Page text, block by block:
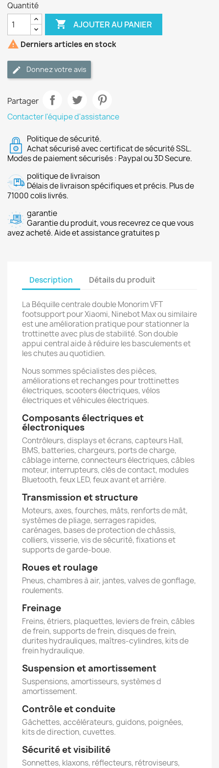
Quantité
 AJOUTER AU PANIER
 Derniers articles en stock
Donnez votre avis
Partager
Contacter l'équipe d'assistance
Politique de sécurité.
Achat sécurisé avec certificat de sécurité SSL.
Modes de paiement sécurisés : Paypal ou 3D Secure.
politique de livraison
Délais de livraison spécifiques et précis. Plus de
71000 colis livrés.
garantie
Garantie du produit, vous recevrez ce que vous
avez acheté. Aide et assistance gratuites p
Description Détails du produit
La Béquille centrale double Monorim VFT
footsupport pour Xiaomi, Ninebot Max ou similaire
est une amélioration pratique pour stationner la
trottinette avec plus de stabilité. Son double
appui central aide à réduire les basculements et
les chutes au quotidien.
Nous sommes spécialistes des pièces,
améliorations et rechanges pour trottinettes
électriques, scooters électriques, vélos
électriques et véhicules électriques.
Composants électriques et
électroniques
Contrôleurs, displays et écrans, capteurs Hall,
BMS, batteries, chargeurs, ports de charge,
câblage interne, connecteurs électriques, câbles
moteur, interrupteurs, clés de contact, modules
Bluetooth, feux LED, feux avant et arrière.
Transmission et structure
Moteurs, axes, fourches, mâts, renforts de mât,
systèmes de pliage, serrages rapides,
carénages, bases de protection de châssis,
colliers, visserie, vis de sécurité, fixations et
supports de garde-boue.
Roues et roulage
Pneus, chambres à air, jantes, valves de gonflage,
roulements.
Freinage
Freins, étriers, plaquettes, leviers de frein, câbles
de frein, supports de frein, disques de frein,
durites hydrauliques, maîtres-cylindres, kits de
frein hydraulique.
Suspension et amortissement
Suspensions, amortisseurs, systèmes d
amortissement.
Contrôle et conduite
Gâchettes, accélérateurs, guidons, poignées,
kits de direction, cuvettes.
Sécurité et visibilité
Sonnettes, klaxons, réflecteurs, rétroviseurs,